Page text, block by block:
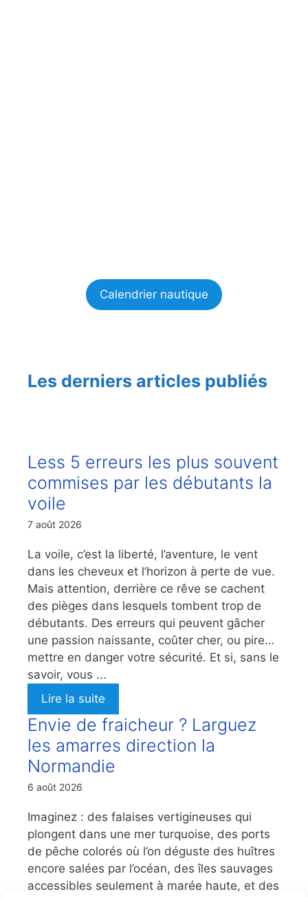
Calendrier nautique
Les derniers articles publiés
Less 5 erreurs les plus souvent
commises par les débutants la
voile
7 août 2026
La voile, c’est la liberté, l’aventure, le vent
dans les cheveux et l’horizon à perte de vue.
Mais attention, derrière ce rêve se cachent
des pièges dans lesquels tombent trop de
débutants. Des erreurs qui peuvent gâcher
une passion naissante, coûter cher, ou pire…
mettre en danger votre sécurité. Et si, sans le
savoir, vous ...
Lire la suite
Envie de fraicheur ? Larguez
les amarres direction la
Normandie
6 août 2026
Imaginez : des falaises vertigineuses qui
plongent dans une mer turquoise, des ports
de pêche colorés où l’on déguste des huîtres
encore salées par l’océan, des îles sauvages
accessibles seulement à marée haute, et des